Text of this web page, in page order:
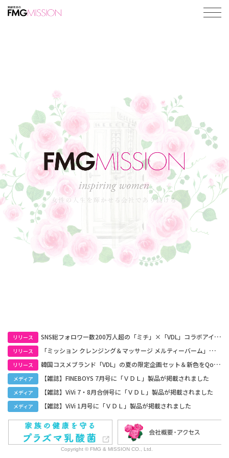
リリース SNS総フォロワー数200万人超の「ミチ」×「VDL」コラボアイテム新発売！
リリース 「ミッション クレンジング＆マッサージ メルティーバーム」新発売
リリース 韓国コスメブランド「VDL」の夏の限定企画セット＆新色をQoo10公式ショップにて5月29日(金) 発売！
メディア 【雑誌】FINEBOYS 7月号に「ＶＤＬ」製品が掲載されました
メディア 【雑誌】ViVi 7・8月合併号に「ＶＤＬ」製品が掲載されました
メディア 【雑誌】ViVi 1月号に「ＶＤＬ」製品が掲載されました
Copyright © FMG & MISSION CO., Ltd.